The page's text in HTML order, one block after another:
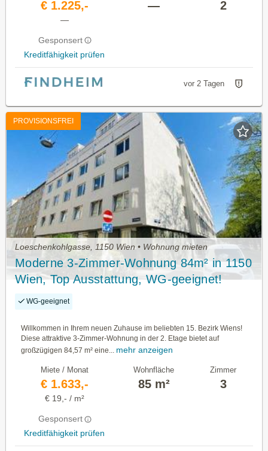
€ 1.225,-
—
Gesponsert
Kreditfähigkeit prüfen
— 2
vor 2 Tagen
PROVISIONSFREI
Loeschenkohlgasse, 1150 Wien • Wohnung mieten
Moderne 3-Zimmer-Wohnung 84m² in 1150
Wien, Top Ausstattung, WG-geeignet!
WG-geeignet
Willkommen in Ihrem neuen Zuhause im beliebten 15. Bezirk Wiens!
Diese attraktive 3-Zimmer-Wohnung in der 2. Etage bietet auf
großzügigen 84,57 m² eine... mehr anzeigen
Miete / Monat
€ 1.633,-
€ 19,- / m²
Gesponsert
Kreditfähigkeit prüfen
Wohnfläche
85 m²
Zimmer
3